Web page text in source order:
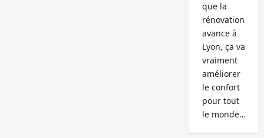
que la
rénovation
avance à
Lyon, ça va
vraiment
améliorer
le confort
pour tout
le monde…